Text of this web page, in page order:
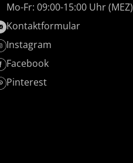
Mo-Fr: 09:00-15:00 Uhr (MEZ)
Kontaktformular
Instagram
Facebook
Pinterest